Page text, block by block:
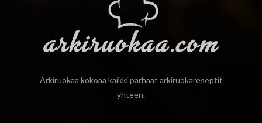
Arkiruokaa kokoaa kaikki parhaat arkiruokareseptit
yhteen.